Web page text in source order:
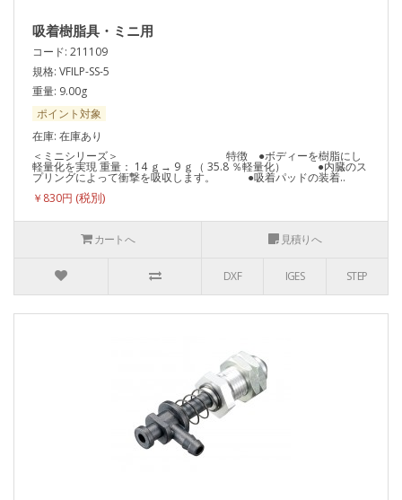
吸着樹脂具・ミニ用
コード: 211109
規格: VFILP-SS-5
重量: 9.00g
ポイント対象
在庫: 在庫あり
＜ミニシリーズ＞ 特徴 ●ボディーを樹脂にし
軽量化を実現 重量： 14 ｇ→ 9 ｇ（ 35.8 ％軽量化） ●内臓のス
プリングによって衝撃を吸収します。 ●吸着パッドの装着..
￥830円
カートへ 見積りへ
DXF IGES STEP